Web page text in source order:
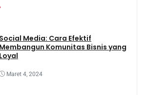
Social Media: Cara Efektif
Membangun Komunitas Bisnis yang
Loyal
Maret 4, 2024